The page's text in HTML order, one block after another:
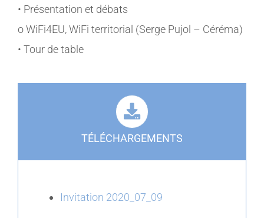
• Présentation et débats
o WiFi4EU, WiFi territorial (Serge Pujol – Céréma)
• Tour de table
TÉLÉCHARGEMENTS
Invitation 2020_07_09